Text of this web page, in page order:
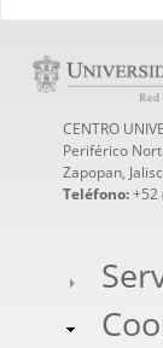
CENTRO
Periférico
Zapopan,
Teléfono:+52